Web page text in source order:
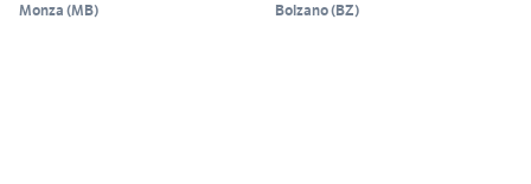
Monza (MB) Bolzano(BZ)